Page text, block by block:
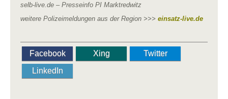
selb-live.de – Presseinfo PI Marktredwitz
weitere Polizeimeldungen aus der Region >>> einsatz-live.de
Facebook Xing
Twitter
LinkedIn